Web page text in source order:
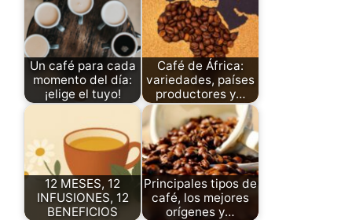
Un café para cada
momento del día:
¡elige el tuyo!
Café de África:
variedades, países
productores y…
12 MESES, 12
INFUSIONES, 12
BENEFICIOS
Principales tipos de
café, los mejores
orígenes y…